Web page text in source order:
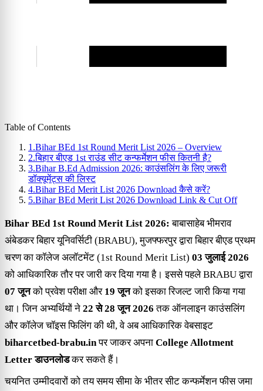
Table of Contents
1.Bihar BEd 1st Round Merit List 2026 – Overview
2.बिहार बीएड 1st राउंड सीट कन्फर्मेशन फीस कितनी है?
3.Bihar B.Ed Admission 2026: काउंसलिंग के लिए जरूरी
डॉक्यूमेंट्स की लिस्ट
4.Bihar BEd Merit List 2026 Download कैसे करें?
5.Bihar BEd Merit List 2026 Download Link & Cut Off
Bihar BEd 1st Round Merit List 2026: बाबासाहेब भीमराव
अंबेडकर बिहार यूनिवर्सिटी (BRABU), मुजफ्फरपुर द्वारा बिहार बीएड प्रथम
चरण का कॉलेज अलॉटमेंट (1st Round Merit List) 03 जुलाई 2026
को आधिकारिक तौर पर जारी कर दिया गया है। इससे पहले BRABU द्वारा
07 जूनको प्रवेश परीक्षा और 19 जूनको इसका रिजल्ट जारी किया गया
था। जिन अभ्यर्थियों ने 22 से 28 जून 2026 तक ऑनलाइन काउंसलिंग
और कॉलेज चॉइस फिलिंग की थी, वे अब आधिकारिक वेबसाइट
biharcetbed-brabu.inपर जाकर अपना College Allotment
Letter डाउनलोडकर सकते हैं।
चयनित उम्मीदवारों को तय समय सीमा के भीतर सीट कन्फर्मेशन फीस जमा